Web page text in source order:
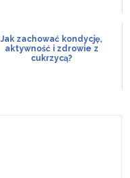
Jak zachować kondycję,
aktywność i zdrowie z
cukrzycą?